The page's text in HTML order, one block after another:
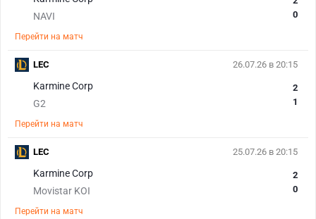
NAVI
0
Перейти на матч
26.07.26 в 20:15
Karmine Corp
G2
2
1
Перейти на матч
LEC
25.07.26 в 20:15
Karmine Corp
Movistar KOI
2
0
Перейти на матч
LEC